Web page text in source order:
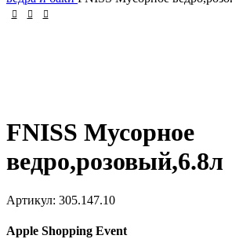
FNISS Мусорное
ведро,розовый,6.8л
Артикул: 305.147.10
Apple Shopping Event